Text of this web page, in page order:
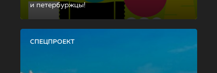
и петербуржцы!
СПЕЦПРОЕКТ